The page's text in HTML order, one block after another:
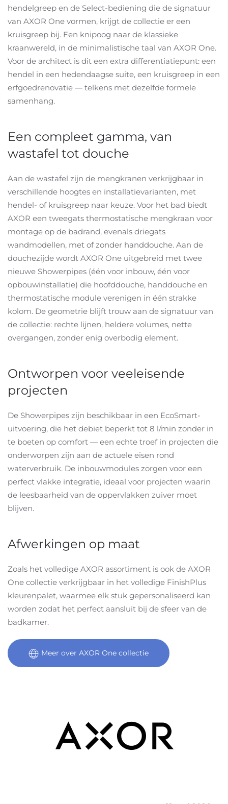
hendelgreep en de Select-bediening die de signatuur
van AXOR One vormen, krijgt de collectie er een
kruisgreep bij. Een knipoog naar de klassieke
kraanwereld, in de minimalistische taal van AXOR One.
Voor de architect is dit een extra differentiatiepunt: een
hendel in een hedendaagse suite, een kruisgreep in een
erfgoedrenovatie — telkens met dezelfde formele
samenhang.
Een compleet gamma, van
wastafel tot douche
Aan de wastafel zijn de mengkranen verkrijgbaar in
verschillende hoogtes en installatievarianten, met
hendel- of kruisgreep naar keuze. Voor het bad biedt
AXOR een tweegats thermostatische mengkraan voor
montage op de badrand, evenals driegats
wandmodellen, met of zonder handdouche. Aan de
douchezijde wordt AXOR One uitgebreid met twee
nieuwe Showerpipes (één voor inbouw, één voor
opbouwinstallatie) die hoofddouche, handdouche en
thermostatische module verenigen in één strakke
kolom. De geometrie blijft trouw aan de signatuur van
de collectie: rechte lijnen, heldere volumes, nette
overgangen, zonder enig overbodig element.
Ontworpen voor veeleisende
projecten
De Showerpipes zijn beschikbaar in een EcoSmart-
uitvoering, die het debiet beperkt tot 8 l/min zonder in
te boeten op comfort — een echte troef in projecten die
onderworpen zijn aan de actuele eisen rond
waterverbruik. De inbouwmodules zorgen voor een
perfect vlakke integratie, ideaal voor projecten waarin
de leesbaarheid van de oppervlakken zuiver moet
blijven.
Afwerkingen op maat
Zoals het volledige AXOR assortiment is ook de AXOR
One collectie verkrijgbaar in het volledige FinishPlus
kleurenpalet, waarmee elk stuk gepersonaliseerd kan
worden zodat het perfect aansluit bij de sfeer van de
badkamer.
Meer over AXOR One collectie